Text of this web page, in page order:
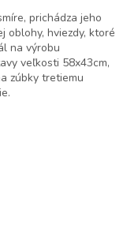
prichádza jeho
oblohy, hviezdy, ktoré
na výrobu
veľkosti 58x43cm,
zúbky tretiemu